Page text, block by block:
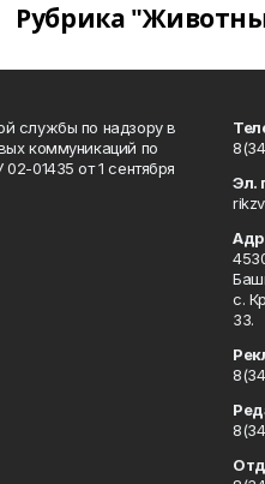
Рубрика
службы по надзору в
коммуникаций по
01435 от 1 сентября
Эл.
с.
33.